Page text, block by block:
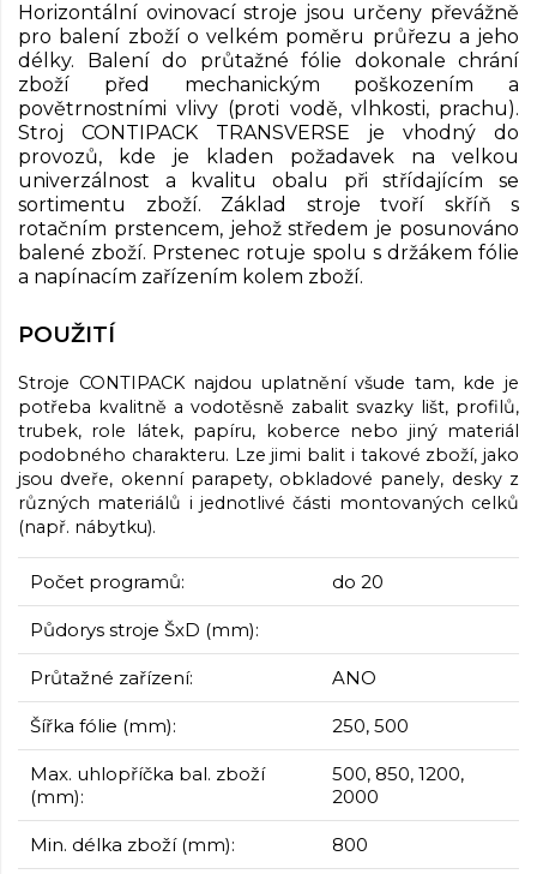
Horizontální ovinovací stroje jsou určeny převážně
pro balení zboží o velkém poměru průřezu a jeho
délky. Balení do průtažné fólie dokonale chrání
zboží před mechanickým poškozením a
povětrnostními vlivy (proti vodě, vlhkosti, prachu).
Stroj CONTIPACK TRANSVERSE je vhodný do
provozů, kde je kladen požadavek na velkou
univerzálnost a kvalitu obalu při střídajícím se
sortimentu zboží. Základ stroje tvoří skříň s
rotačním prstencem, jehož středem je posunováno
balené zboží. Prstenec rotuje spolu s držákem fólie
a napínacím zařízením kolem zboží.
POUŽITÍ
Stroje CONTIPACK najdou uplatnění všude tam, kde je
potřeba kvalitně a vodotěsně zabalit svazky lišt, profilů,
trubek, role látek, papíru, koberce nebo jiný materiál
podobného charakteru. Lze jimi balit i takové zboží, jako
jsou dveře, okenní parapety, obkladové panely, desky z
různých materiálů i jednotlivé části montovaných celků
(např. nábytku).
Počet programů: do 20
Půdorys stroje ŠxD (mm):
Průtažné zařízení: ANO
Šířka fólie (mm): 250, 500
Max. uhlopříčka bal. zboží
(mm):
500, 850, 1200,
2000
Min. délka zboží (mm): 800